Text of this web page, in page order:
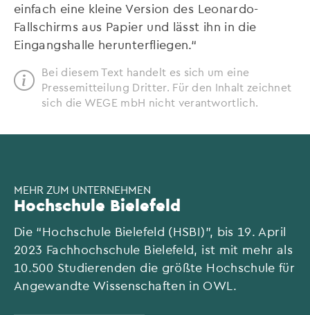
einfach eine kleine Version des Leonardo-
Fallschirms aus Papier und lässt ihn in die
Eingangshalle herunterfliegen.“
Bei diesem Text handelt es sich um eine
Pressemitteilung Dritter. Für den Inhalt zeichnet
sich die WEGE mbH nicht verantwortlich.
MEHR ZUM UNTERNEHMEN
Hochschule Bielefeld
Die “Hochschule Bielefeld (HSBI)”, bis 19. April
2023 Fachhochschule Bielefeld, ist mit mehr als
10.500 Studierenden die größte Hochschule für
Angewandte Wissenschaften in OWL.